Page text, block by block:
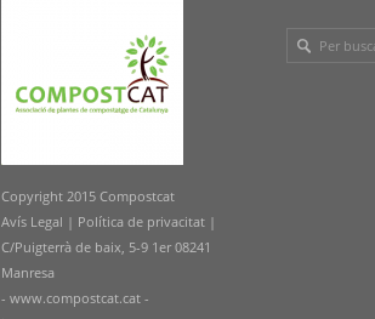
Copyright 2015 Compostcat
Avís Legal | Política de privacitat |
C/Puigterrà de baix, 5-9 1er 08241
Manresa
- www.compostcat.cat -